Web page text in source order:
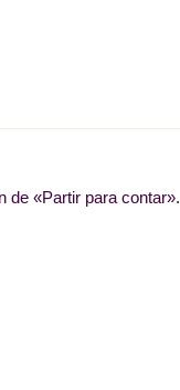
de «Partir para contar».